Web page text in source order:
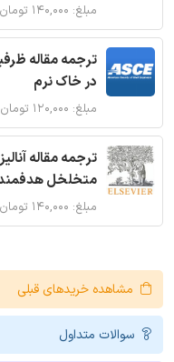
مبلغ: ۱۴۰,۰۰۰ تومان
ترجمه مقاله
در خاک نرم
مبلغ: ۱۲۰,۰۰۰ تومان
ترجمه مقاله
متخلخل
مبلغ: ۱۴۰,۰۰۰ تومان
مشاهده خریدهای قبلی
سوالات متداول